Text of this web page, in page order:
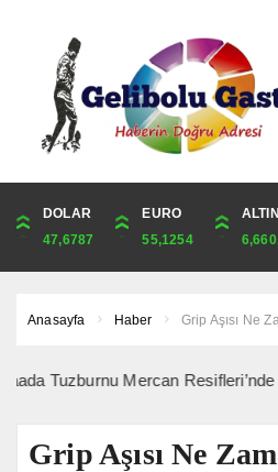
DOLAR
47,6787
EURO
55,1254
ALTIN
ONS
4,341,81
ALTIN
6,660,55
Anasayfa Haber Grip Aşısı Ne
Mercan Resifleri’nde
Grip Aşısı Ne